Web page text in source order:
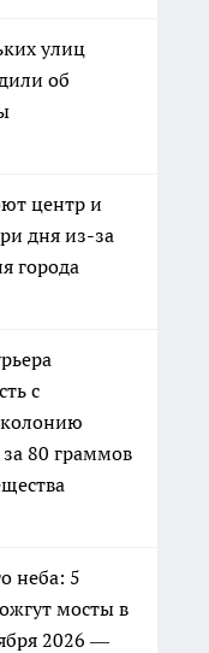
улиц
об
центр и
дня из-за
города
с
80 граммов
неба: 5
мосты в
2026 —